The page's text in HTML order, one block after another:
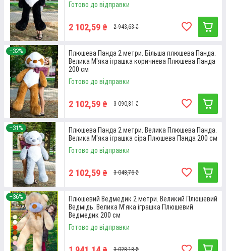
М'ЯКИЙ ПЛЮШЕВИЙ ВЕДМІДЬ
БЕЖЕВОГО КОЛЬОРУ (1,8 М)
Дуже м'який і приємний на дотик плюшевий ведмідь, який
стане чудовим подарунком на День народження, 8 березня
чи річницю. Розмір іграшки – 180 см.
Детальніше
Готово до відправки
2 102,59 ₴ 2 943,63 ₴
–32%
Плюшева Панда 2 метри. Більша плюшева Панда.
Велика М'яка іграшка коричнева Плюшева Панда
200 см
Готово до відправки
2 102,59 ₴ 3 090,81 ₴
–31%
Плюшева Панда 2 метри. Велика Плюшева Панда.
Велика М'яка іграшка сіра Плюшева Панда 200 см
Готово до відправки
2 102,59 ₴ 3 048,76 ₴
–36%
Плюшевий Ведмедик 2 метри. Великий Плюшевий
Ведмідь. Велика М'яка іграшка Плюшевий
Ведмедик 200 см
Готово до відправки
3 028,18 ₴